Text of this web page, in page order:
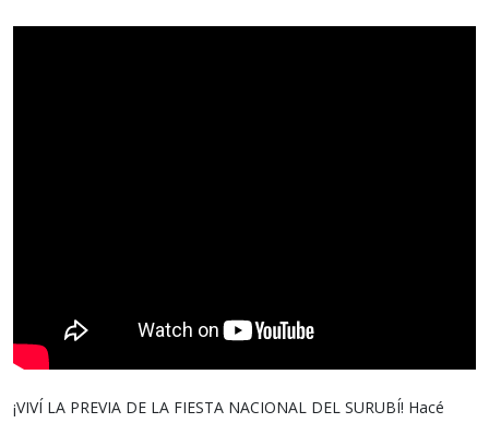
¡VIVÍ LA PREVIA DE LA FIESTA NACIONAL DEL SURUBÍ! Hacé